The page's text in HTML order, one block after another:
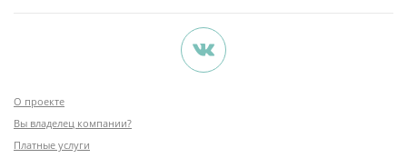
О проекте
Вы владелец компании?
Платные услуги